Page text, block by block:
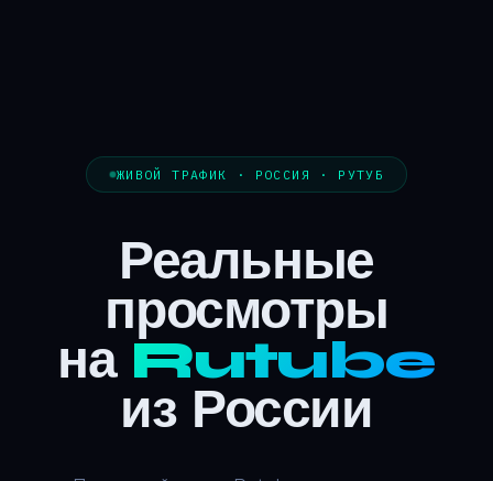
ЖИВОЙ ТРАФИК · РОССИЯ · РУТУБ
Реальные
просмотры
на Rutube
из России